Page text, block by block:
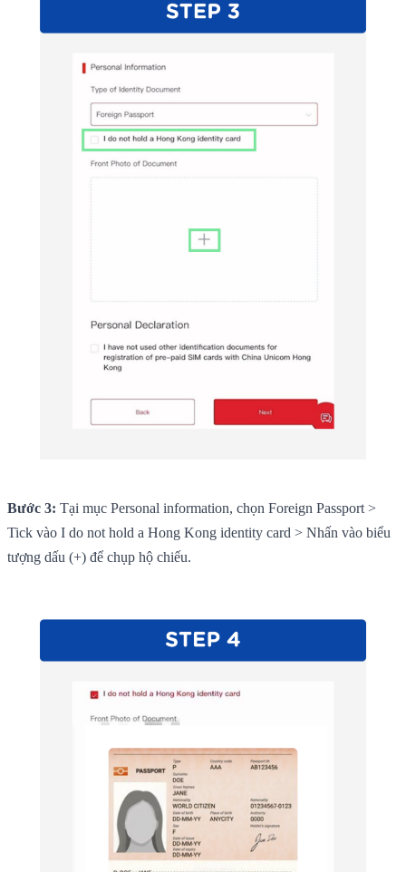
Bước 3: Tại mục Personal information, chọn Foreign Passport >
Tick vào I do not hold a Hong Kong identity card > Nhấn vào biểu
tượng dấu (+) để chụp hộ chiếu.